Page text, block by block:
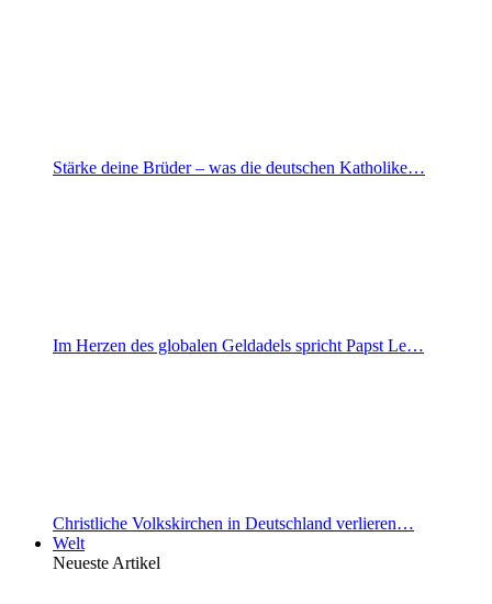
Stärke deine Brüder – was die deutschen Katholike…
Im Herzen des globalen Geldadels spricht Papst Le…
Christliche Volkskirchen in Deutschland verlieren…
Welt
Neueste Artikel